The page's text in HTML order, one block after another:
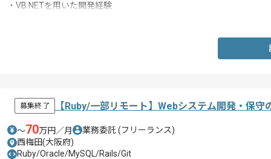
・VB.NETを用いた開発経験
募集終了 【Ruby/一部リモート】Webシステム開発・保
〜70万円／月 業務委託 (フリーランス)
西梅田(大阪府)
Ruby/Oracle/MySQL/Rails/Git